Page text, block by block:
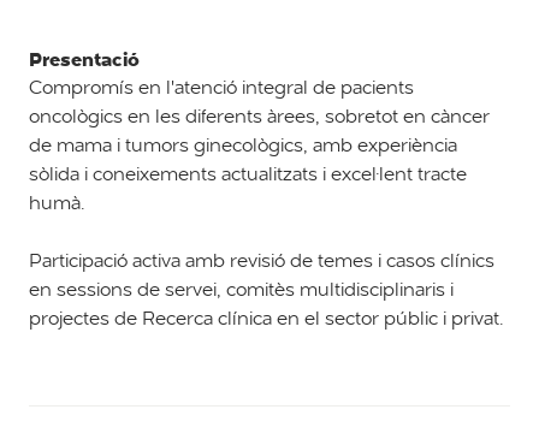
Presentació
Compromís en l'atenció integral de pacients
oncològics en les diferents àrees, sobretot en càncer
de mama i tumors ginecològics, amb experiència
sòlida i coneixements actualitzats i excel·lent tracte
humà.
Participació activa amb revisió de temes i casos clínics
en sessions de servei, comitès multidisciplinaris i
projectes de Recerca clínica en el sector públic i privat.